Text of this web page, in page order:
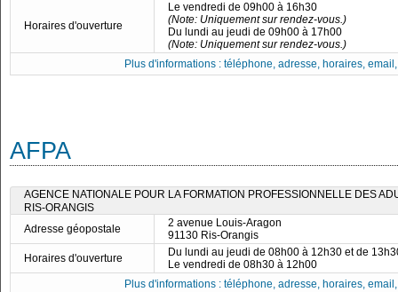
Horaires d'ouverture
Le vendredi de 09h00 à 16h30
(Note: Uniquement sur rendez-vous.)
Du lundi au jeudi de 09h00 à 17h00
(Note: Uniquement sur rendez-vous.)
Plus d'informations : téléphone, adresse, horaires,
AFPA
AGENCE NATIONALE POUR LA FORMATION PROFESSIONNELLE DES
RIS-ORANGIS
Adresse géopostale
2 avenue Louis-Aragon
91130 Ris-Orangis
Horaires d'ouverture
Du lundi au jeudi de 08h00 à 12h30 et de
Le vendredi de 08h30 à 12h00
Plus d'informations : téléphone, adresse, horaires,